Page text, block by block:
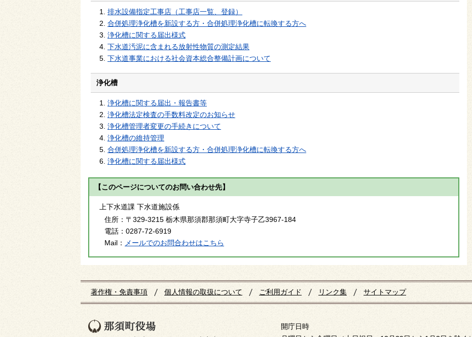
排水設備指定工事店（工事店一覧、登録）
合併処理浄化槽を新設する方・合併処理浄化槽に転換する方へ
浄化槽に関する届出様式
下水道汚泥に含まれる放射性物質の測定結果
下水道事業における社会資本総合整備計画について
浄化槽
浄化槽に関する届出・報告書等
浄化槽法定検査の手数料改定のお知らせ
浄化槽管理者変更の手続きについて
浄化槽の維持管理
合併処理浄化槽を新設する方・合併処理浄化槽に転換する方へ
浄化槽に関する届出様式
【このページについてのお問い合わせ先】
上下水道課 下水道施設係
住所： 〒329-3215 栃木県那須郡那須町大字寺子乙3967-184
電話： 0287-72-6919
Mail： メールでのお問合わせはこちら
著作権・免責事項 個人情報の取扱について ご利用ガイド リンク集 サイトマップ
開庁日時